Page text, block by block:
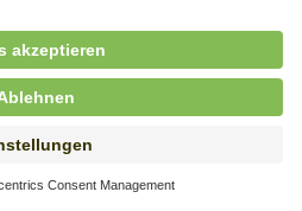
(m/w/d)
Teilzeit (20 Std./Wo.), SOS-